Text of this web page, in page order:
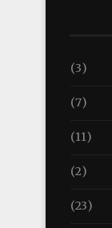
(3)
(7)
(11)
(2)
(23)